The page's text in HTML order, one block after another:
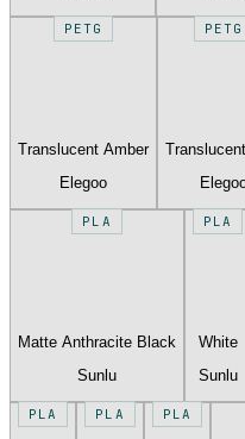
PETG
Translucent Amber
Elegoo
PETG
PLA
Matte Anthracite Black
Sunlu
PLA
White
Sunlu
PLA PLA PLA